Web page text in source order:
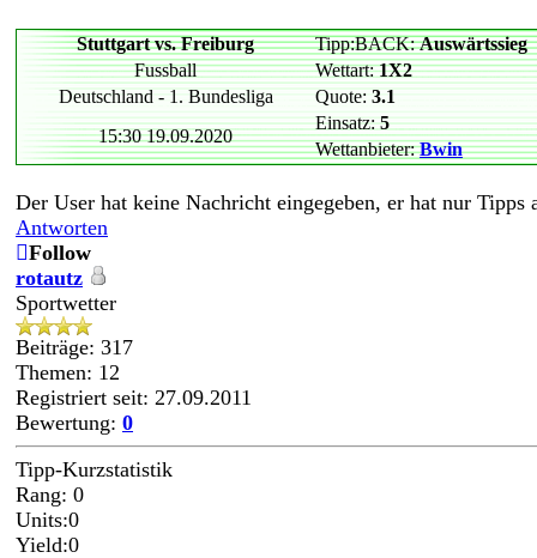
Stuttgart vs. Freiburg Tipp:BACK:Auswärtssieg
Fussball
Wettart:1X2
Deutschland - 1. Bundesliga
Quote: 3.1
15:30 19.09.2020
Einsatz:5
Wettanbieter:Bwin
Der User hat keine Nachricht eingegeben, er hat nur Tipps
Antworten
Follow
rotautz
Sportwetter
Beiträge: 317
Themen: 12
Registriert seit: 27.09.2011
Bewertung: 0
Tipp-Kurzstatistik
Rang: 0
Units:0
Yield:0